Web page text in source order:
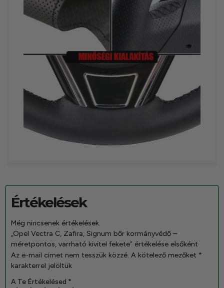
Értékelések
Még nincsenek értékelések.
„Opel Vectra C, Zafira, Signum bőr kormányvédő –
méretpontos, varrható kivitel fekete” értékelése elsőként
Az e-mail címet nem tesszük közzé. A kötelező mezőket *
karakterrel jelöltük
A Te Értékelésed *